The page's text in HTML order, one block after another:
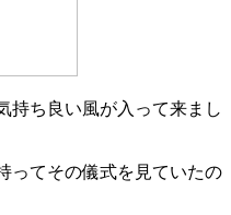
持ち良い風が入って来まし
ってその儀式を見ていたの